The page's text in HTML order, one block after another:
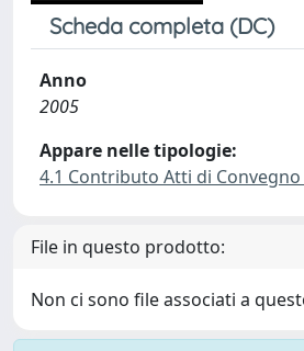
Scheda completa (DC)
Anno
2005
Appare nelle tipologie:
4.1 Contributo Atti di
File in questo prodotto:
Non ci sono file associati a